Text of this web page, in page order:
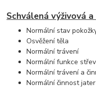
Schválená výživová
Normální stav
Osvěžení těla
Normální trávení
Normální funkce
Normální trávení a
Normální činnost